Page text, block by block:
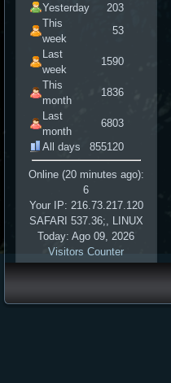
Yesterday
203
This
week
53
Last
week
1590
This
month
1836
Last
month
6803
All days
855120
Online (20 minutes ago):
6
Your IP: 216.73.217.120
SAFARI 537.36;, LINUX
Today: Ago 09, 2026
Visitors Counter